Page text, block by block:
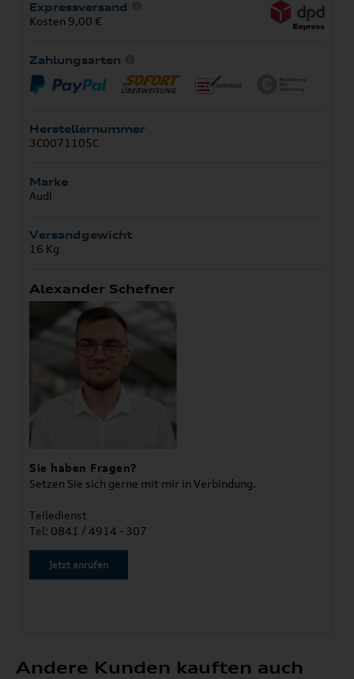
Expressversand
Kosten 9,00 €
Zahlungsarten
Herstellernummer
3C0071105C
Marke
Audi
Versandgewicht
16 Kg
Alexander Schefner
Sie haben Fragen?
Setzen Sie sich gerne mit mir in Verbindung.
Teiledienst
Tel: 0841 / 4914 - 307
Jetzt anrufen
Andere Kunden kauften auch